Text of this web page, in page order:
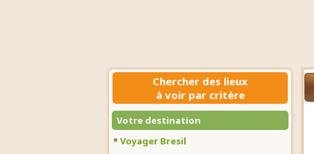
Chercher des lieux
à voir par critère
Votre destination
Voyager Bresil